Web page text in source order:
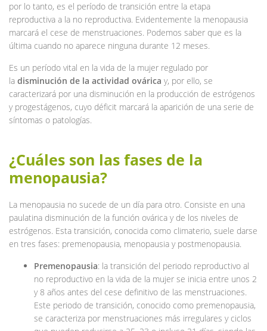
por lo tanto, es el período de transición entre la etapa
reproductiva a la no reproductiva. Evidentemente la menopausia
marcará el cese de menstruaciones. Podemos saber que es la
última cuando no aparece ninguna durante 12 meses.
Es un período vital en la vida de la mujer regulado por
la disminución de la actividad ovárica y, por ello, se
caracterizará por una disminución en la producción de estrógenos
y progestágenos, cuyo déficit marcará la aparición de una serie de
síntomas o patologías.
¿Cuáles son las fases de la
menopausia?
La menopausia no sucede de un día para otro. Consiste en una
paulatina disminución de la función ovárica y de los niveles de
estrógenos. Esta transición, conocida como climaterio, suele darse
en tres fases: premenopausia, menopausia y postmenopausia.
Premenopausia: la transición del periodo reproductivo al
no reproductivo en la vida de la mujer se inicia entre unos 2
y 8 años antes del cese definitivo de las menstruaciones.
Este periodo de transición, conocido como premenopausia,
se caracteriza por menstruaciones más irregulares y ciclos